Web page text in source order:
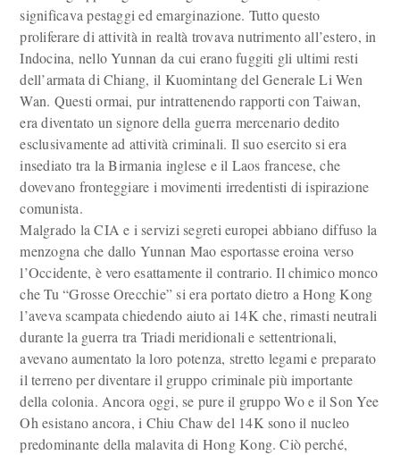
significava pestaggi ed emarginazione. Tutto questo
proliferare di attività in realtà trovava nutrimento all’estero, in
Indocina, nello Yunnan da cui erano fuggiti gli ultimi resti
dell’armata di Chiang, il Kuomintang del Generale Li Wen
Wan. Questi ormai, pur intrattenendo rapporti con Taiwan,
era diventato un signore della guerra mercenario dedito
esclusivamente ad attività criminali. Il suo esercito si era
insediato tra la Birmania inglese e il Laos francese, che
dovevano fronteggiare i movimenti irredentisti di ispirazione
comunista.
Malgrado la CIA e i servizi segreti europei abbiano diffuso la
menzogna che dallo Yunnan Mao esportasse eroina verso
l’Occidente, è vero esattamente il contrario. Il chimico monco
che Tu “Grosse Orecchie” si era portato dietro a Hong Kong
l’aveva scampata chiedendo aiuto ai 14K che, rimasti neutrali
durante la guerra tra Triadi meridionali e settentrionali,
avevano aumentato la loro potenza, stretto legami e preparato
il terreno per diventare il gruppo criminale più importante
della colonia. Ancora oggi, se pure il gruppo Wo e il Son Yee
Oh esistano ancora, i Chiu Chaw del 14K sono il nucleo
predominante della malavita di Hong Kong. Ciò perché,